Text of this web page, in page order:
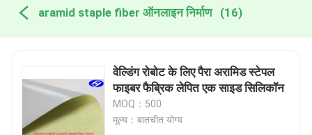
aramid staple fiber ऑनलाइन निर्माण (16)
वेल्डिंग रोबोट के लिए पैरा अरामिड स्टेपल
फाइबर फैब्रिक लेपित एक साइड सिलिकॉन
MOQ：500
मूल्य：बातचीत योग्य